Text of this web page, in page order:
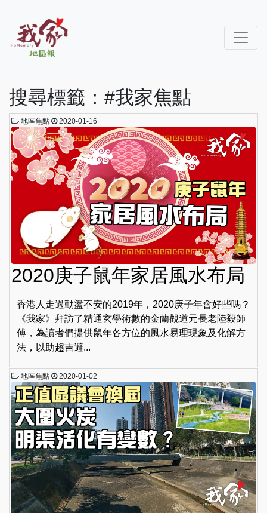
搜尋標籤：#我家焦點
地區焦點 2020-01-16
2020庚子鼠年家居風水布局
香港人走過動盪不安的2019年，2020庚子年會好些嗎？
《我家》拜訪了精通玄學術數的金蘭觀道元長老陸毅師
傅，為讀者們提供鼠年各方位的風水易理現象及化解方
法，以助趨吉避...
地區焦點 2020-01-02